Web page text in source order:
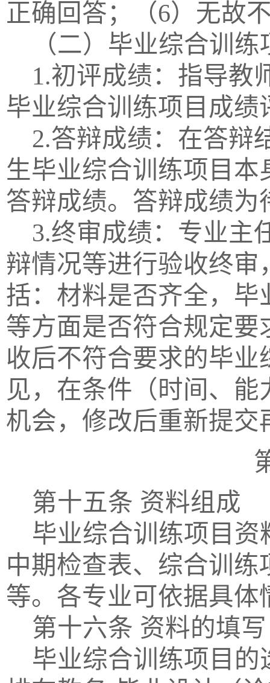
正确回答；（6）无故
（二）毕业综合训
1.初评成绩：指导教
毕业综合训练项目成
2.答辩成绩：在答辩
生毕业综合训练项目
答辩成绩。答辩成绩为
3.终审成绩：专业主
辩情况等进行验收终
括：材料是否齐全，
等方面是否符合规定
收后不符合要求的毕
见，在条件（时间、
机会，修改后重新提交
第十五条 资料组成
毕业综合训练项目
中期检查表、综合训
等。各专业可依据具
第十六条 资料的填写
毕业综合训练项目